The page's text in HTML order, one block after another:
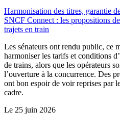
Harmonisation des titres, garantie
SNCF Connect : les propositions
trajets en train
Les sénateurs ont rendu public, ce
harmoniser les tarifs et conditions
de trains, alors que les opérateurs
l’ouverture à la concurrence. Des
ont bon espoir de voir reprises par
cadre.
Le 25 juin 2026